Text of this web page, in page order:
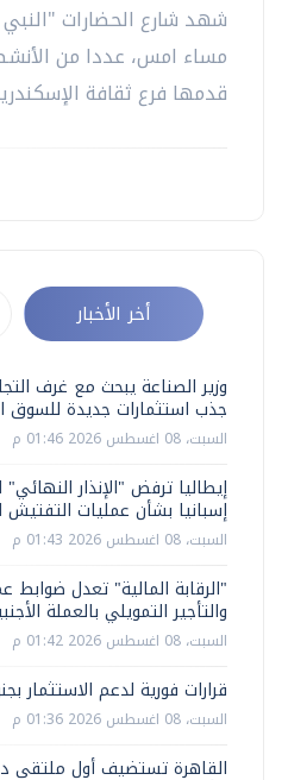
شهد شارع الحضارات "النبي
مساء امس، عددا من
قدمها فرع ثقافة
أخر الأخبار
وزير الصناعة يبحث مع غرف
جذب استثمارات جديدة للسوق
السبت، 08 اغسطس 2026 01:46 م
إيطاليا ترفض "الإنذار
إسبانيا بشأن عمليات التفتيش
السبت، 08 اغسطس 2026 01:43 م
"الرقابة المالية" تعدل ضوابط
والتأجير التمويلي بالعملة
السبت، 08 اغسطس 2026 01:42 م
قرارات فورية لدعم الاستثمار
السبت، 08 اغسطس 2026 01:36 م
القاهرة تستضيف أول ملتقى